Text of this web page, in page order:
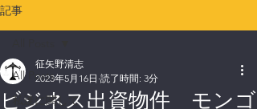
記事
All Posts
私達に関して
ビジネス出資物件 モンゴ
征矢野清志
2023年5月16日 読了時間: 3分